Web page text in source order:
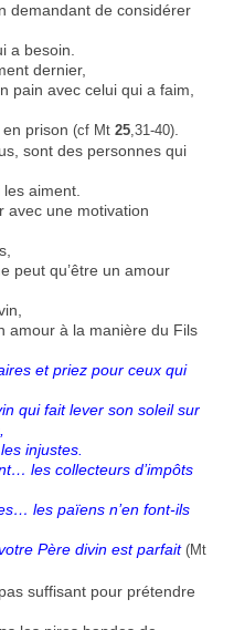
demandant de considérer
a besoin.
dernier,
pain avec celui qui a faim,
prison (cf Mt 25,31-40)
sont des personnes qui
aiment.
avec une motivation
peut qu’être un amour
amour à la manière du Fils
et priez pour ceux qui
qui fait lever son soleil sur
injustes.
les collecteurs d’impôts
les païens n’en font-ils
Père divin est parfait (Mt
suffisant pour prétendre